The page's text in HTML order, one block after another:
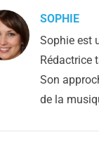
SOPHIE
Sophie est
Rédactrice
Son
de la